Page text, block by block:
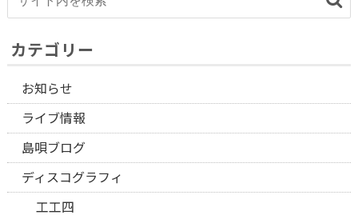
カテゴリー
お知らせ
ライブ情報
島唄ブログ
ディスコグラフィ
工工四